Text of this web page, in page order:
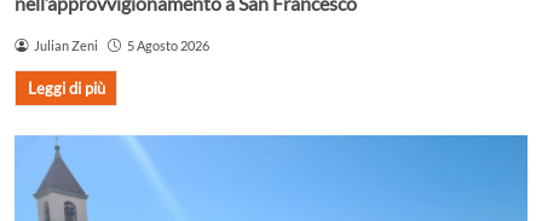
Julian Zeni 5 Agosto 2026
Leggi di più